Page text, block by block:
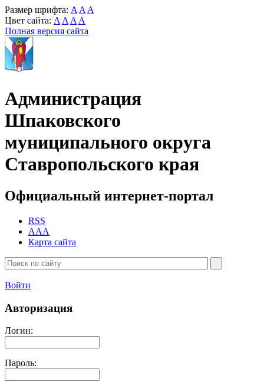
Размер шрифта: A A A
Цвет сайта: A A A A
Полная версия сайта
Администрация
Шпаковского
муниципального округа
Ставропольского края
Официальный интернет-портал
RSS
AAA
Карта сайта
Войти
Авторизация
Логин:
Пароль: